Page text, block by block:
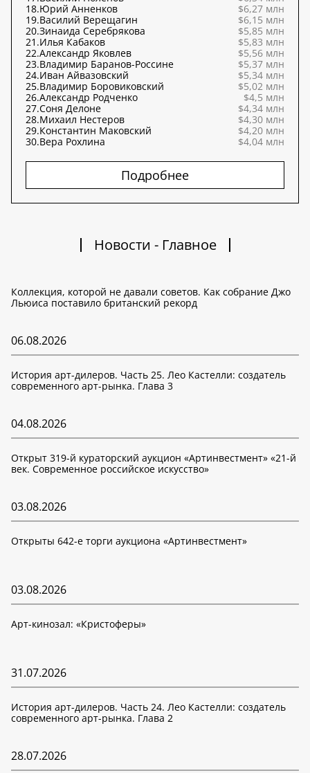
18.Юрий Анненков
$6,27 млн
19.Василий Верещагин
$6,15 млн
20.Зинаида Серебрякова
$5,85 млн
21.Илья Кабаков
$5,83 млн
22.Александр Яковлев
$5,56 млн
23.Владимир Баранов-Россине
$5,37 млн
24.Иван Айвазовский
$5,34 млн
25.Владимир Боровиковский
$5,02 млн
26.Александр Родченко
$4,5 млн
27.Соня Делоне
$4,34 млн
28.Михаил Нестеров
$4,30 млн
29.Константин Маковский
$4,20 млн
30.Вера Рохлина $4,04 млн
Подробнее
Новости - Главное
Коллекция, которой не давали советов. Как собрание Джо
Льюиса поставило британский рекорд
06.08.2026
История арт-дилеров. Часть 25. Лео Кастелли: создатель
современного арт-рынка. Глава 3
04.08.2026
Открыт 319-й кураторский аукцион «Артинвестмент» «21-й
век. Современное российское искусство»
03.08.2026
Открыты 642-е торги аукциона «Артинвестмент»
03.08.2026
Арт-кинозал: «Кристоферы»
31.07.2026
История арт-дилеров. Часть 24. Лео Кастелли: создатель
современного арт-рынка. Глава 2
28.07.2026